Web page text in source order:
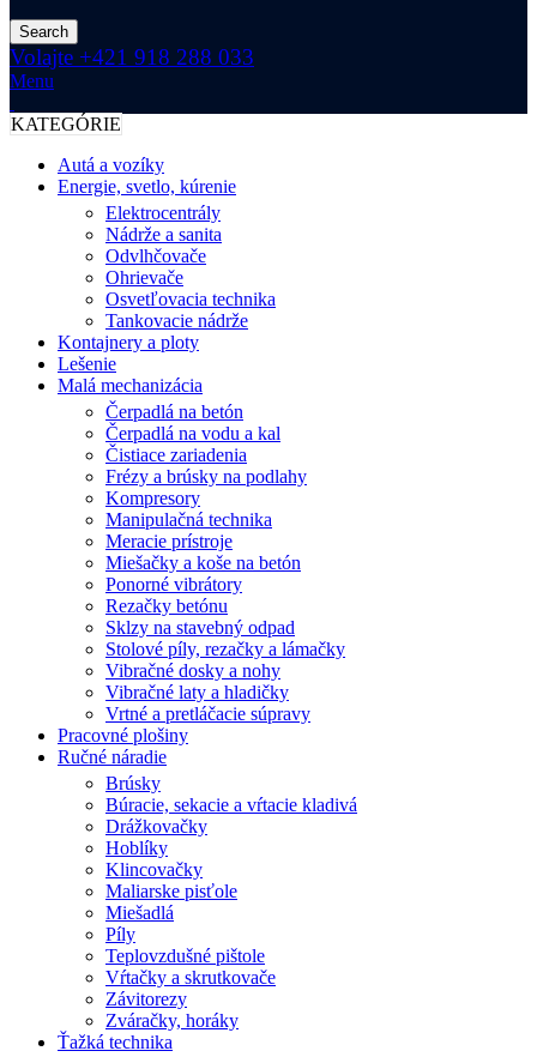
Search
Volajte +421 918 288 033
Menu
KATEGÓRIE
Autá a vozíky
Energie, svetlo, kúrenie
Elektrocentrály
Nádrže a sanita
Odvlhčovače
Ohrievače
Osvetľovacia technika
Tankovacie nádrže
Kontajnery a ploty
Lešenie
Malá mechanizácia
Čerpadlá na betón
Čerpadlá na vodu a kal
Čistiace zariadenia
Frézy a brúsky na podlahy
Kompresory
Manipulačná technika
Meracie prístroje
Miešačky a koše na betón
Ponorné vibrátory
Rezačky betónu
Sklzy na stavebný odpad
Stolové píly, rezačky a lámačky
Vibračné dosky a nohy
Vibračné laty a hladičky
Vrtné a pretláčacie súpravy
Pracovné plošiny
Ručné náradie
Brúsky
Búracie, sekacie a vŕtacie kladivá
Drážkovačky
Hoblíky
Klincovačky
Maliarske pisťole
Miešadlá
Píly
Teplovzdušné pištole
Vŕtačky a skrutkovače
Závitorezy
Zváračky, horáky
Ťažká technika